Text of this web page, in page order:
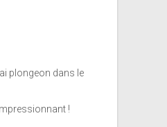
plongeon dans le
!